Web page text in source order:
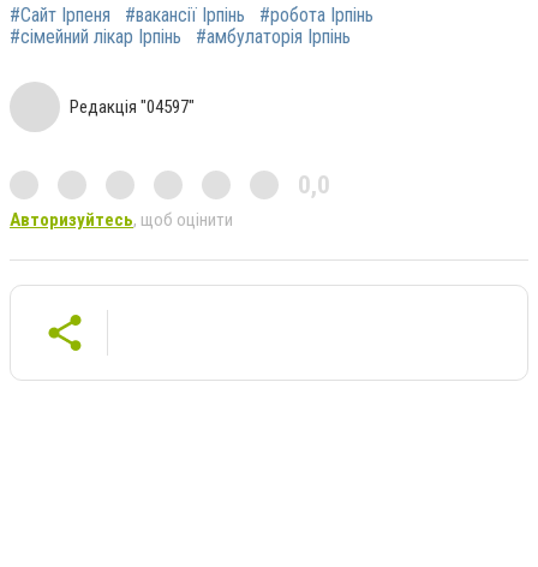
#Сайт Ірпеня #вакансії Ірпінь
#робота Ірпінь
#сімейний лікар Ірпінь
#амбулаторія Ірпінь
Редакція "04597"
0,0
Авторизуйтесь, щоб оцінити